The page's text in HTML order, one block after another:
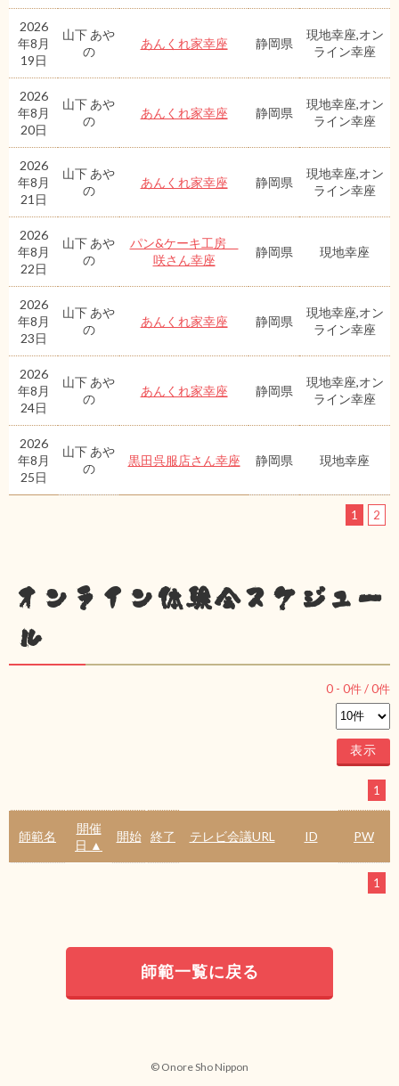
2026
年8月
19日
山下 あや
の
あんくれ家幸座 静岡県
現地幸座,オン
ライン幸座
2026
年8月
20日
山下 あや
の
あんくれ家幸座 静岡県
現地幸座,オン
ライン幸座
2026
年8月
21日
山下 あや
の
あんくれ家幸座 静岡県
現地幸座,オン
ライン幸座
2026
年8月
22日
山下 あや
の
パン&ケーキ工房
咲さん幸座
静岡県 現地幸座
2026
年8月
23日
山下 あや
の
あんくれ家幸座 静岡県
現地幸座,オン
ライン幸座
2026
年8月
24日
山下 あや
の
あんくれ家幸座 静岡県
現地幸座,オン
ライン幸座
2026
年8月
25日
山下 あや
の
黒田呉服店さん幸座 静岡県 現地幸座
1 2
オンライン体験会スケジュー
ル
0 - 0件 /0件
1
師範名
開催
日 ▲
開始 終了 テレビ会議URL ID PW
1
師範一覧に戻る
© Onore Sho Nippon